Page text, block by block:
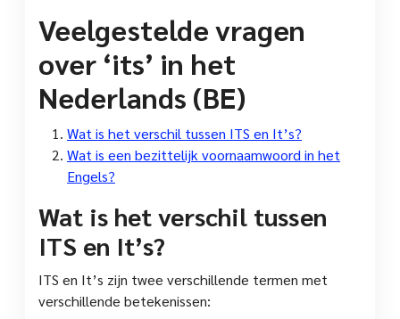
Veelgestelde vragen
over ‘its’ in het
Nederlands (BE)
Wat is het verschil tussen ITS en It’s?
Wat is een bezittelijk voornaamwoord in het
Engels?
Wat is het verschil tussen
ITS en It’s?
ITS en It’s zijn twee verschillende termen met
verschillende betekenissen: